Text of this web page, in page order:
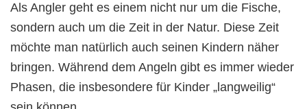
Als Angler geht es einem nicht nur um die Fische,
sondern auch um die Zeit in der Natur. Diese Zeit
möchte man natürlich auch seinen Kindern näher
bringen. Während dem Angeln gibt es immer wieder
Phasen, die insbesondere für Kinder „langweilig“